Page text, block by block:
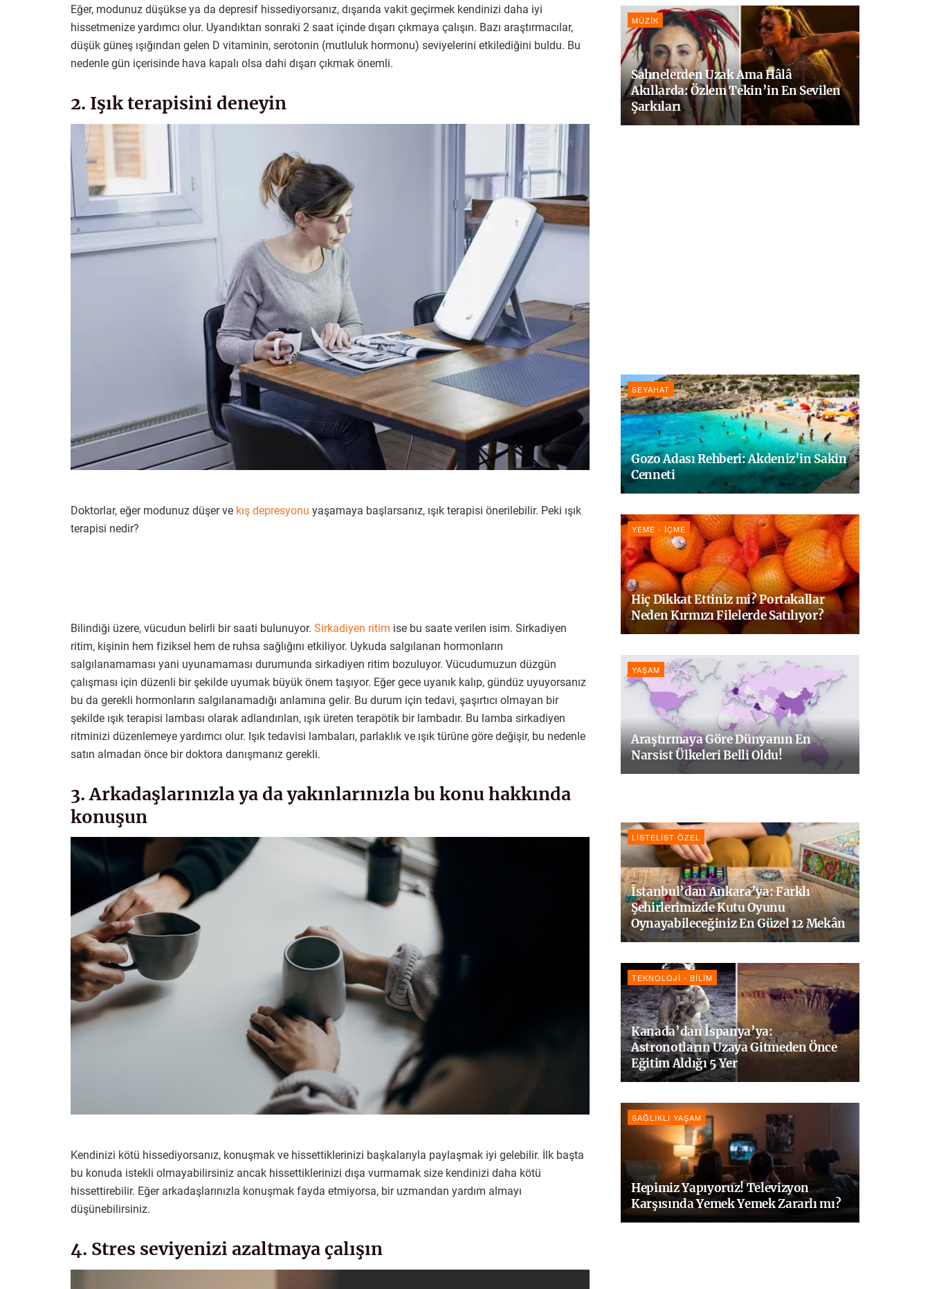
Eğer, modunuz düşükse ya da depresif hissediyorsanız, dışarıda vakit geçirmek kendinizi daha iyi
hissetmenize yardımcı olur. Uyandıktan sonraki 2 saat içinde dışarı çıkmaya çalışın. Bazı araştırmacılar,
düşük güneş ışığından gelen D vitaminin, serotonin (mutluluk hormonu) seviyelerini etkilediğini buldu. Bu
nedenle gün içerisinde hava kapalı olsa dahi dışarı çıkmak önemli.
2. Işık terapisini deneyin
Doktorlar, eğer modunuz düşer ve kış depresyonu yaşamaya başlarsanız, ışık terapisi önerilebilir. Peki ışık
terapisi nedir?
Bilindiği üzere, vücudun belirli bir saati bulunuyor. Sirkadiyen ritim ise bu saate verilen isim. Sirkadiyen
ritim, kişinin hem fiziksel hem de ruhsa sağlığını etkiliyor. Uykuda salgılanan hormonların
salgılanamaması yani uyunamaması durumunda sirkadiyen ritim bozuluyor. Vücudumuzun düzgün
çalışması için düzenli bir şekilde uyumak büyük önem taşıyor. Eğer gece uyanık kalıp, gündüz uyuyorsanız
bu da gerekli hormonların salgılanamadığı anlamına gelir. Bu durum için tedavi, şaşırtıcı olmayan bir
şekilde ışık terapisi lambası olarak adlandırılan, ışık üreten terapötik bir lambadır. Bu lamba sirkadiyen
ritminizi düzenlemeye yardımcı olur. Işık tedavisi lambaları, parlaklık ve ışık türüne göre değişir, bu nedenle
satın almadan önce bir doktora danışmanız gerekli.
3. Arkadaşlarınızla ya da yakınlarınızla bu konu hakkında
konuşun
Kendinizi kötü hissediyorsanız, konuşmak ve hissettiklerinizi başkalarıyla paylaşmak iyi gelebilir. İlk başta
bu konuda istekli olmayabilirsiniz ancak hissettiklerinizi dışa vurmamak size kendinizi daha kötü
hissettirebilir. Eğer arkadaşlarınızla konuşmak fayda etmiyorsa, bir uzmandan yardım almayı
düşünebilirsiniz.
4. Stres seviyenizi azaltmaya çalışın
MÜZIK
Sahnelerden Uzak Ama Hâlâ
Akıllarda: Özlem Tekin’in En Sevilen
Şarkıları
SEYAHAT
Gozo Adası Rehberi: Akdeniz’in Sakin
Cenneti
YEME - İÇME
Hiç Dikkat Ettiniz mi? Portakallar
Neden Kırmızı Filelerde Satılıyor?
YAŞAM
Araştırmaya Göre Dünyanın En
Narsist Ülkeleri Belli Oldu!
LISTELIST ÖZEL
İstanbul’dan Ankara’ya: Farklı
Şehirlerimizde Kutu Oyunu
Oynayabileceğiniz En Güzel 12 Mekân
TEKNOLOJI - BILIM
Kanada’dan İspanya’ya:
Astronotların Uzaya Gitmeden Önce
Eğitim Aldığı 5 Yer
SAĞLIKLI YAŞAM
Hepimiz Yapıyoruz! Televizyon
Karşısında Yemek Yemek Zararlı mı?